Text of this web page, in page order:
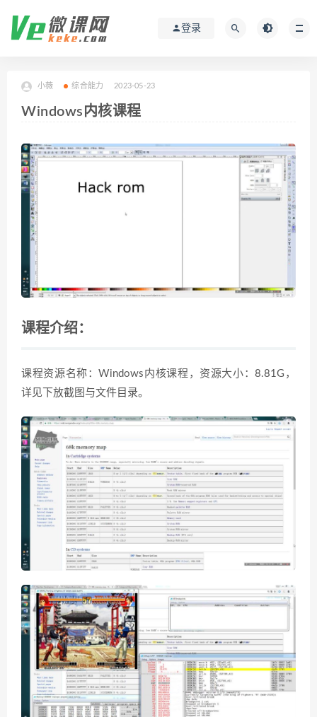
登录
小薇 综合能力 2023-05-23
Windows内核课程
课程介绍：
课程资源名称：Windows内核课程，资源大小：8.81G，
详见下放截图与文件目录。